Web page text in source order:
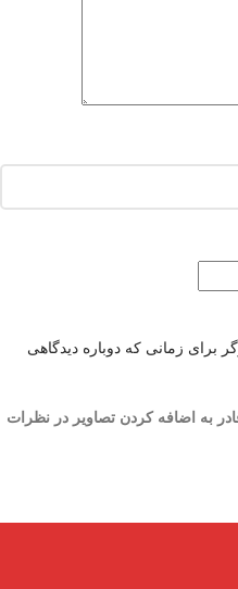
برای زمانی که دوباره دیدگاهی
به اضافه کردن تصاویر در نظرات